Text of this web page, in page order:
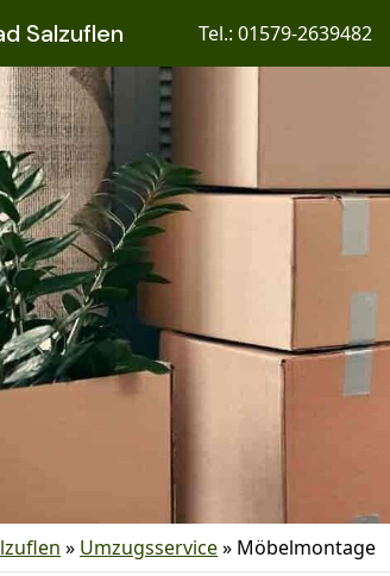
Salzuflen Tel.: 01579-2639482
» Umzugsservice» Möbelmontage